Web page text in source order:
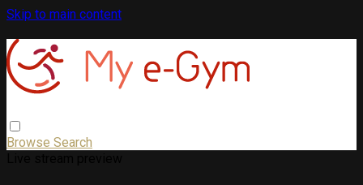
Skip to main content
Browse Search